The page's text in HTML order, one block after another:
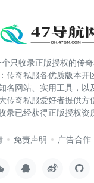
只收录正版授权的传
传奇私服各优质版本开
名网站、实用工具，以
传奇私服爱好者提供方
录已经获得正版授权资
免责声明 广告合作